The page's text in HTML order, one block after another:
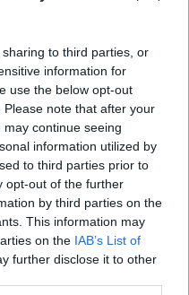
to third parties, or
information for
use the below opt-out
note that after your
continue seeing
information utilized by
to third parties prior to
opt-out of the further
by third parties on the
This information may
on the IAB’s List of
further disclose it to other
segnalazioni,
le tue foto
al numero +39